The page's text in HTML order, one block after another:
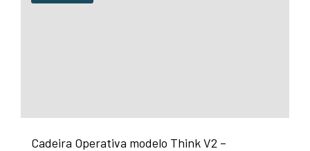
Cadeira Operativa modelo Think V2 –